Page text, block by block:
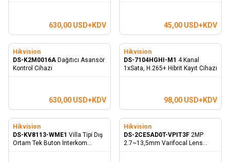
630,00 USD+KDV 45,00 USD+KDV
Hikvision
DS-K2M0016A Dağıtıcı Asansör
Kontrol Cihazı
630,00 USD+KDV
Hikvision
DS-7104HGHI-M1 4 Kanal
1xSata, H.265+ Hibrit Kayıt Cihazı
98,00 USD+KDV
Hikvision
DS-KV8113-WME1 Villa Tipi Dış
Ortam Tek Buton İnterkom
Hikvision
DS-2CE5AD0T-VPIT3F 2MP
2.7~13,5mm Varifocal Lens